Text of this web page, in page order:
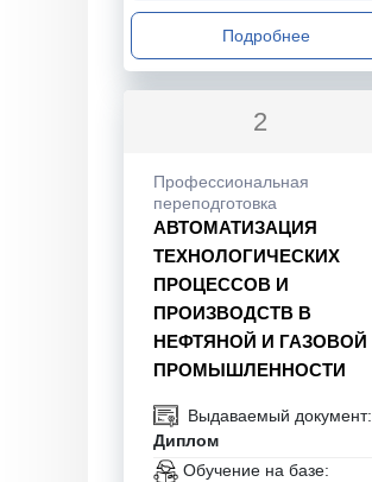
Подробнее
2
Профессиональная
переподготовка
АВТОМАТИЗАЦИЯ
ТЕХНОЛОГИЧЕСКИХ
ПРОЦЕССОВ И
ПРОИЗВОДСТВ В
НЕФТЯНОЙ И ГАЗОВОЙ
ПРОМЫШЛЕННОСТИ
Выдаваемый документ:
Диплом
Обучение на базе: